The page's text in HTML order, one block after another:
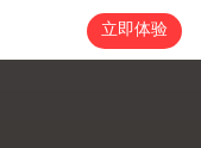
立即体验